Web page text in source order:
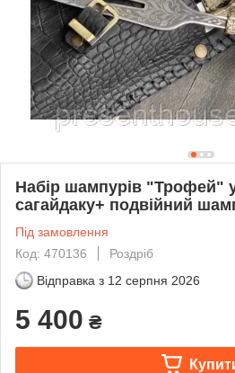
Набір шампурів "Трофей"
сагайдаку+ подвійний
Під замовлення
Код: 470136
Роздріб
Відправка з 12 серпня 2026
5 400 ₴